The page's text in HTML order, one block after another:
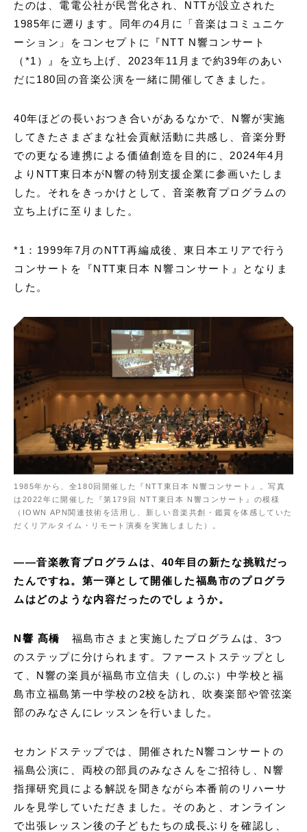
たのは、電電公社が民営化され、NTTが設立された
1985年に遡ります。同年の4月に「音楽はコミュニケ
ーション」をコンセプトに『NTT N響コンサート
（*1）』を立ち上げ、2023年11月まで約39年のあい
だに180回の音楽公演を一緒に開催してきました。
40年ほどの長いおつき合いがあるなかで、N響が実施
してきたさまざまな社会貢献活動に共感し、音楽分野
での更なる連携による価値創造を目的に、2024年4月
よりNTT東日本がN響の特別支援企業に参画いたしま
した。それをきっかけとして、音楽教育プログラムの
立ち上げに至りました。
*1：1999年7月のNTT再編成後、東日本エリアで行う
コンサートを『NTT東日本 N響コンサート』となりま
した。
1985年から、全180回開催した『NTT東日本 N響コンサート』。写真
は2022年に開催した『第179回 NTT東日本 N響コンサート』の模様
（IOWN APN関連技術を活用し、新しい音楽共創・鑑賞を体感していた
だくリアルタイム・リモート演奏を実施しました）。
——音楽教育プログラムは、40年目の新たな挑戦だっ
たんですね。第一弾として開催した福島市のプログラ
ムはどのような内容だったのでしょうか。
N響 髙橋
福島市さまと実施したプログラムは、3つ
のステップに分けられます。ファーストステップとし
て、N響の楽員が福島市立信夫（しのぶ）中学校と福
島市立福島第一中学校の2校を訪れ、吹奏楽部や管弦楽
部のみなさんにレッスンを行いました。
セカンドステップでは、開催されたN響コンサートの
福島公演に、両校の部員のみなさんをご招待し、N響
指揮研究員による解説を聞きながら本番前のリハーサ
ルを見学していただきました。そのあと、オンライン
で出張レッスン後の子どもたちの成長ぶりを確認し、